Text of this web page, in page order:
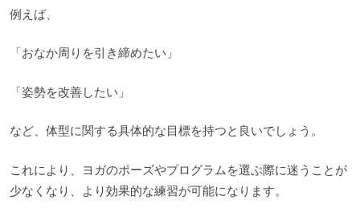
例えば、
「おなか周りを引き締めたい」
「姿勢を改善したい」
など、体型に関する具体的な目標を持つと良いでしょう。
これにより、ヨガのポーズやプログラムを選ぶ際に迷うことが
少なくなり、より効果的な練習が可能になります。